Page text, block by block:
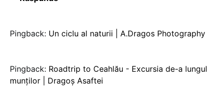
Pingback: Un ciclu al naturii | A.Dragos Photography
Pingback: Roadtrip to Ceahlău - Excursia de-a lungul
munților | Dragoș Asaftei